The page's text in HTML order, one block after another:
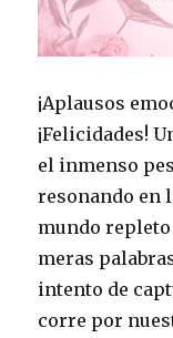
¡Aplausos
¡Felicidades!
el inmenso
resonando en
mundo
meras
intento de
corre por